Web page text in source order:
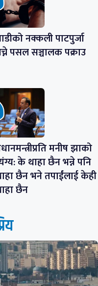
नक्कली पाटपुर्जा
पसल सञ्चालक पक्राउ
मनीष झाको
के थाहा छैन भन्ने पनि
छैन भने तपाईंलाई केही
छैन